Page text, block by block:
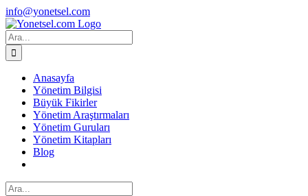
Skip
to
content
Facebook
X
Instagram
info@yonetsel.com
Ara:
Anasayfa
Yönetim Bilgisi
Büyük Fikirler
Yönetim Araştırmaları
Yönetim Guruları
Yönetim Kitapları
Blog
Ara: